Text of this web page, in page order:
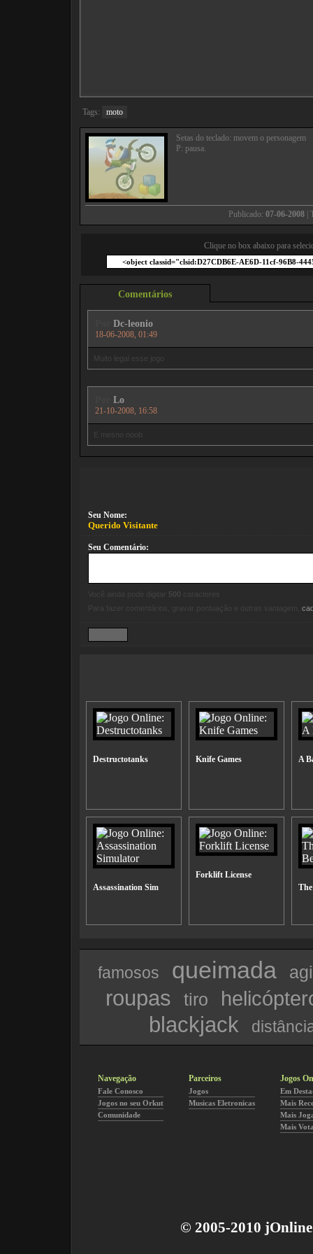
Tags: moto
Setas do teclado: movem o personagem
P: pausa.
Publicado: 07-06-2008 |
Clique no box abaixo para
Comentários
Dc-leonio
18-06-2008, 01:49
Muito legal esse jogo
Lo
21-10-2008, 16:58
E mesno noob
Seu Nome:
Querido Visitante
Seu Comentário:
500
Para fazer comentários, gravar pontuação e outras vantagem,
Destructotanks Knife Games A
Assassination Sim
Forklift License
famosos queimada
roupas tiro
blackjack
Navegação
Fale Conosco
Jogos no seu Orkut
Comunidade
Parceiros
Jogos
Musicas Eletronicas
Jogos
Em
Mais
Mais
Mais
© 2005-2010